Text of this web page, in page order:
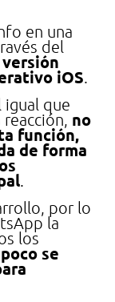
en una
del
versión
iOS.
igual que
no
función,
de forma
.
por lo
la
los
se